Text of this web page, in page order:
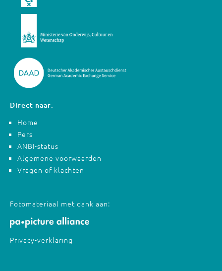
Direct naar:
Home
Pers
ANBI-status
Algemene voorwaarden
Vragen of klachten
Fotomateriaal met dank aan:
Privacy-verklaring